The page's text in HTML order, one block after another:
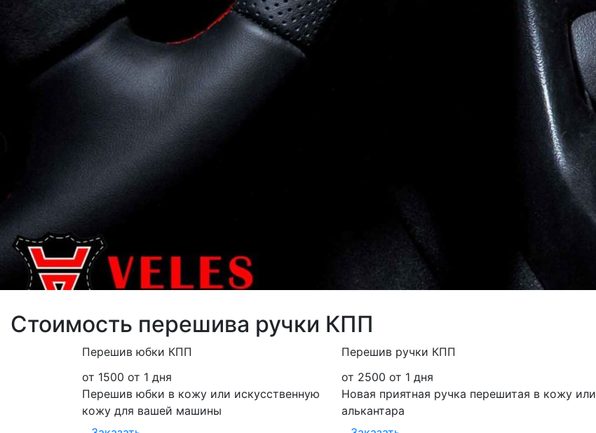
Стоимость перешива ручки КПП
Перешив юбки КПП
от 1500 от 1 дня
Перешив юбки в кожу или искусственную
кожу для вашей машины
Перешив ручки КПП
от 2500 от 1 дня
Новая приятная ручка перешитая в кожу или
алькантара